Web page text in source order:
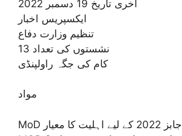
آخری تاریخ 19 دسمبر 2022
ایکسپریس اخبار
تنظیم وزارت دفاع
نشستوں کی تعداد 13
کام کی جگہ راولپنڈی
مواد
MoD جابز 2022 کے لیے اہلیت کا معیار